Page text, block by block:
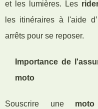
et les lumières. Les
les itinéraires à l'aide
arrêts pour se reposer.
Importance de
moto
Souscrire une